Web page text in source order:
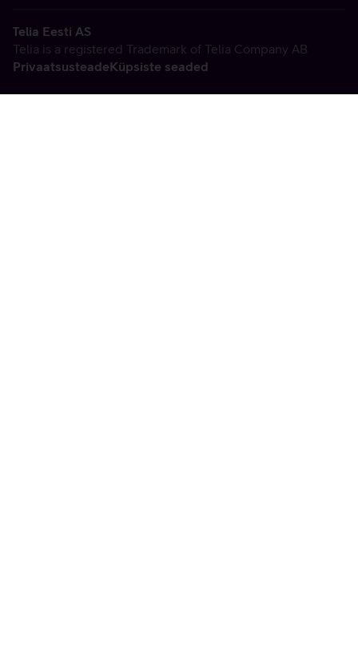
Telia Eesti AS
Telia is a registered Trademark of Telia Company AB
PrivaatsusteadeKüpsiste seaded